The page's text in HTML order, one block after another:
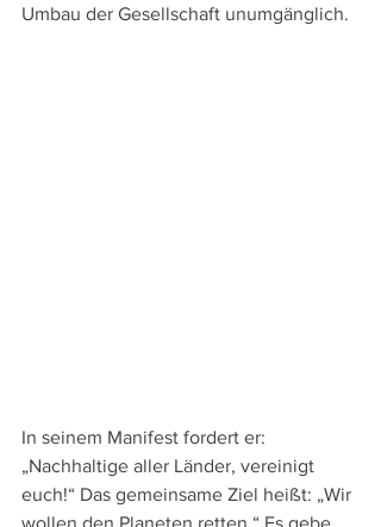
Umbau der Gesellschaft unumgänglich.
In seinem Manifest fordert er:
„Nachhaltige aller Länder, vereinigt
euch!“ Das gemeinsame Ziel heißt: „Wir
wollen den Planeten retten.“ Es gebe